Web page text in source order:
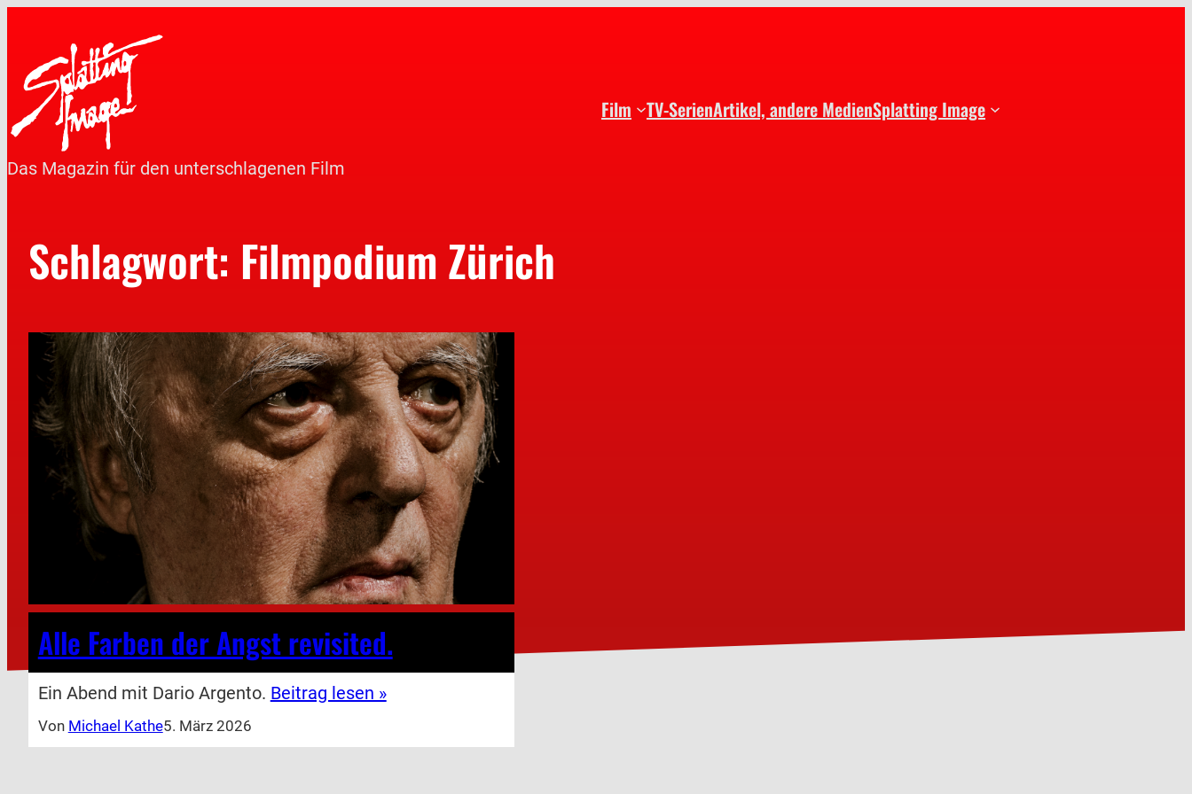
Das Magazin für den unterschlagenen Film
Film TV-SerienArtikel, andere MedienSplatting Image
Schlagwort: Filmpodium Zürich
Alle Farben der Angst revisited.
Ein Abend mit Dario Argento. Beitrag lesen »
Von Michael Kathe5. März 2026